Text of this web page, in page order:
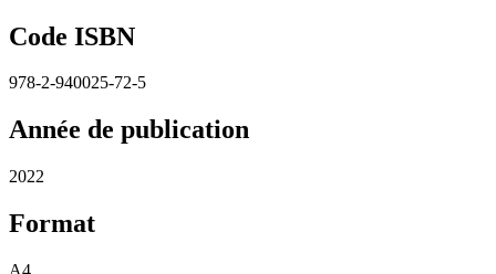
Code ISBN
978-2-940025-72-5
Année de publication
2022
Format
A4